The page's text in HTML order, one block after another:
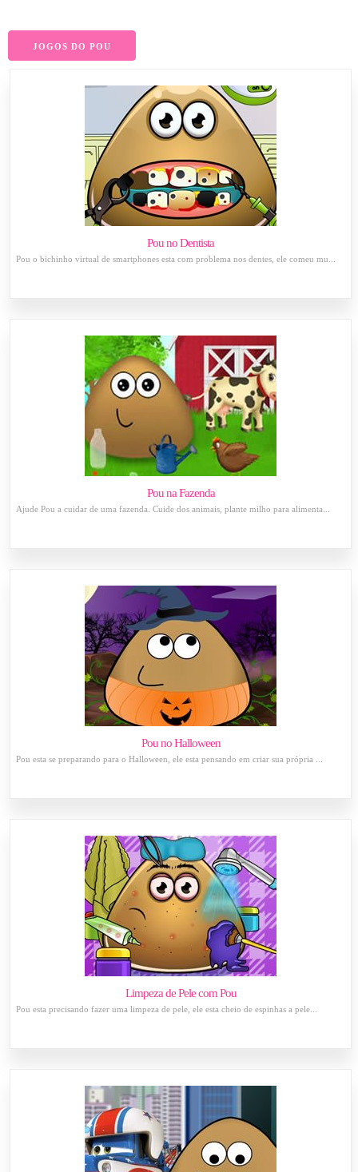
JOGOS DO POU
Pou no Dentista
Pou o bichinho virtual de smartphones esta com problema nos dentes, ele comeu mu...
Pou na Fazenda
Ajude Pou a cuidar de uma fazenda. Cuide dos animais, plante milho para alimenta...
Pou no Halloween
Pou esta se preparando para o Halloween, ele esta pensando em criar sua própria ...
Limpeza de Pele com Pou
Pou esta precisando fazer uma limpeza de pele, ele esta cheio de espinhas a pele...